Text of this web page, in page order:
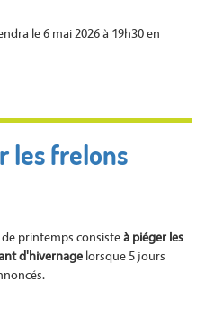
le 6 mai 2026 à 19h30 en
les frelons
printemps consisteà piéger les
d'hivernage lorsque 5 jours